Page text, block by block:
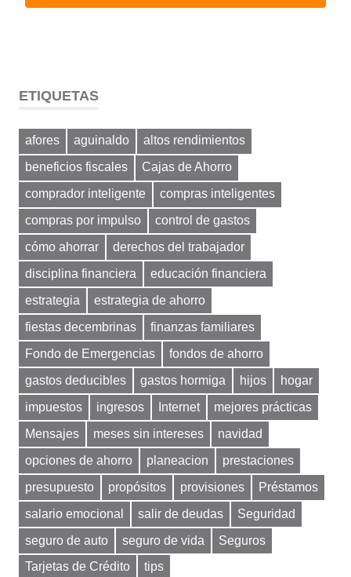
ETIQUETAS
afores aguinaldo
altos rendimientos
beneficios fiscales
Cajas de Ahorro
comprador inteligente
compras inteligentes
compras por impulso
control de gastos
cómo ahorrar
derechos del trabajador
disciplina financiera
educación financiera
estrategia
estrategia de ahorro
fiestas decembrinas
finanzas familiares
Fondo de Emergencias
fondos de ahorro
gastos deducibles
gastos hormiga hijos
hogar
impuestos
ingresos Internet
mejores prácticas
Mensajes
meses sin intereses
navidad
opciones de ahorro
planeacion
prestaciones
presupuesto
propósitos provisiones
Préstamos
salario emocional
salir de deudas
Seguridad
seguro de auto
seguro de vida
Seguros
Tarjetas de Crédito
tips